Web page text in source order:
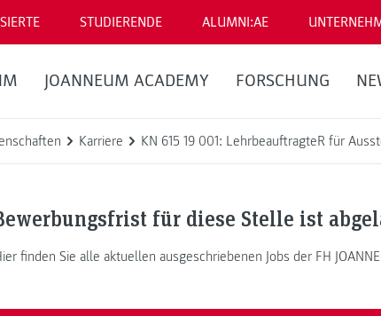
STUDIERENDE ALUMNI:AE
JOANNEUM ACADEMY FORSCHUNG
Karriere KN 615 19 001: LehrbeauftragteR für
für diese Stelle ist
finden Sie alle aktuellen ausgeschriebenen Jobs der FH